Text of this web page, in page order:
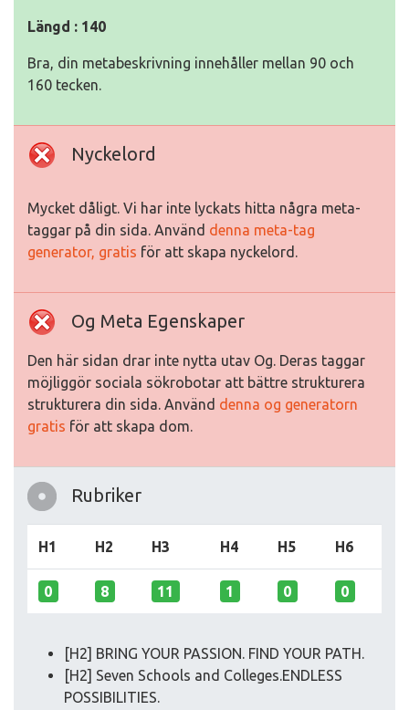
Längd : 140
Bra, din metabeskrivning innehåller mellan 90 och
160 tecken.
Nyckelord
Mycket dåligt. Vi har inte lyckats hitta några meta-
taggar på din sida. Använd denna meta-tag
generator, gratis för att skapa nyckelord.
Og Meta Egenskaper
Den här sidan drar inte nytta utav Og. Deras taggar
möjliggör sociala sökrobotar att bättre strukturera
strukturera din sida. Använd denna og generatorn
gratis för att skapa dom.
Rubriker
H1 H2 H3 H4 H5 H6
0 8 11 1 0 0
[H2] BRING YOUR PASSION. FIND YOUR PATH.
[H2] Seven Schools and Colleges.ENDLESS
POSSIBILITIES.